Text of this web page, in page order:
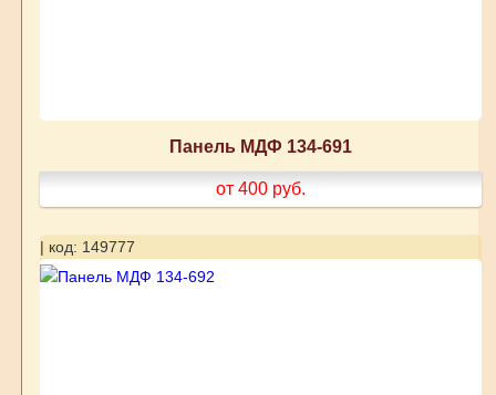
Панель МДФ 134-691
от 400 руб.
| код: 149777